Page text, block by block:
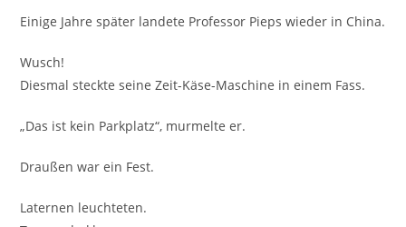
Einige Jahre später landete Professor Pieps wieder in China.
Wusch!
Diesmal steckte seine Zeit-Käse-Maschine in einem Fass.
„Das ist kein Parkplatz“, murmelte er.
Draußen war ein Fest.
Laternen leuchteten.